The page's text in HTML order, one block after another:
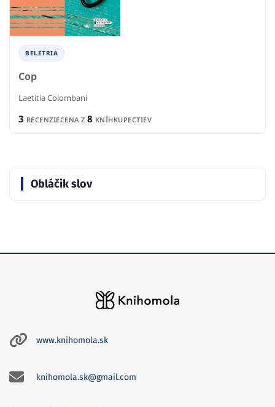
BELETRIA
Cop
Laetitia Colombani
3 RECENZIECENA Z 8 KNÍHKUPECTIEV
Obláčik slov
www.knihomola.sk
knihomola.sk@gmail.com